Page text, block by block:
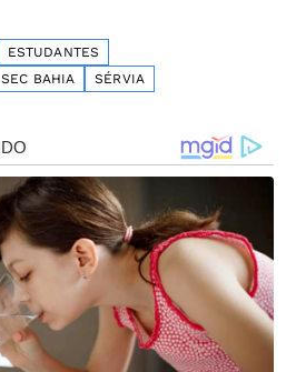
ESTUDANTES
SEC BAHIA SÉRVIA